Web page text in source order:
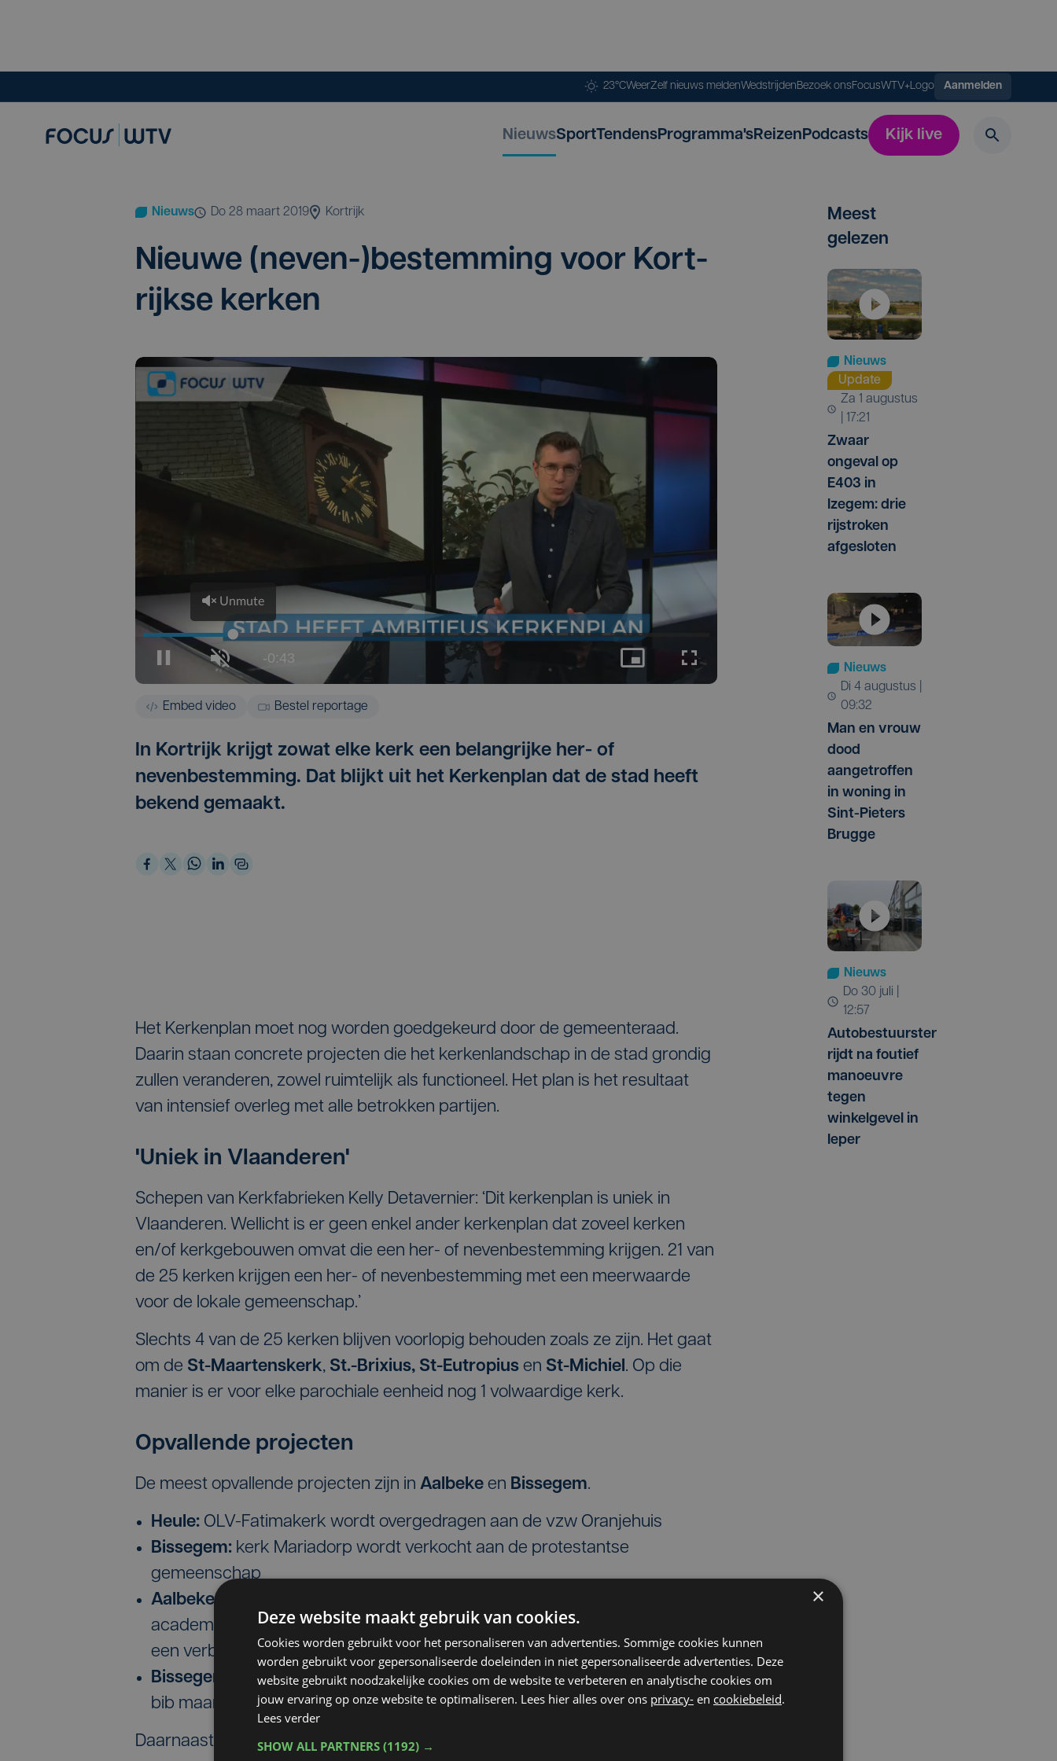
23°CWeerZelf nieuws meldenWedstrijdenBezoek onsFocusWTV+Logo Aanmelden
NieuwsSportTendensProgramma'sReizenPodcasts Kijk live
Nieuws do 28 maart 2019 Kortrijk
Nieu­we (neven-)bestemming voor Kort­
rijk­se kerken
Embed video Bestel reportage
In Kortrijk krijgt zowat elke kerk een belangrijke her- of
nevenbestemming. Dat blijkt uit het Kerkenplan dat de stad heeft
bekend gemaakt.
Het Kerkenplan moet nog worden goedgekeurd door de gemeenteraad.
Daarin staan concrete projecten die het kerkenlandschap in de stad grondig
zullen veranderen, zowel ruimtelijk als functioneel. Het plan is het resultaat
van intensief overleg met alle betrokken partijen.
'Uniek in Vlaanderen'
Schepen van Kerkfabrieken Kelly Detavernier: ‘Dit kerkenplan is uniek in
Vlaanderen. Wellicht is er geen enkel ander kerkenplan dat zoveel kerken
en/of kerkgebouwen omvat die een her- of nevenbestemming krijgen. 21 van
de 25 kerken krijgen een her- of nevenbestemming met een meerwaarde
voor de lokale gemeenschap.’
Slechts 4 van de 25 kerken blijven voorlopig behouden zoals ze zijn. Het gaat
om de St-Maartenskerk, St.-Brixius, St-Eutropius en St-Michiel. Op die
manier is er voor elke parochiale eenheid nog 1 volwaardige kerk.
Opvallende projecten
De meest opvallende projecten zijn in Aalbeke en Bissegem.
Heule: OLV-Fatimakerk wordt overgedragen aan de vzw Oranjehuis
Bissegem: kerk Mariadorp wordt verkocht aan de protestantse
gemeenschap
Aalbeke:
academie en de bibliotheek, met renovatie van de aanpalende huisjes en
een verbindende nieuwbouw
Bissegem:
de St-Audomaruskerk ontvangt voortaan de academie en de
bib maar ook polyvalente ruimte voor de wijkwerking en het OC
Daarnaast:
Meest
gelezen
Nieuws
Update
za 1 augustus
| 17:21
Zwaar
ongeval op
E403 in
Izegem: drie
rijstroken
afgesloten
Nieuws
di 4 augustus |
09:32
Man en vrouw
dood
aangetroffen
in woning in
Sint-Pieters
Brugge
Nieuws
do 30 juli |
12:57
Autobestuurster
rijdt na foutief
manoeuvre
tegen
winkelgevel in
Ieper
×
Deze website maakt gebruik van cookies.
Cookies worden gebruikt voor het personaliseren van advertenties. Sommige cookies kunnen
worden gebruikt voor gepersonaliseerde doeleinden in niet gepersonaliseerde advertenties. Deze
website gebruikt noodzakelijke cookies om de website te verbeteren en analytische cookies om
jouw ervaring op onze website te optimaliseren. Lees hier alles over ons privacy- en cookiebeleid.
Lees verder
SHOW ALL PARTNERS (1192) →